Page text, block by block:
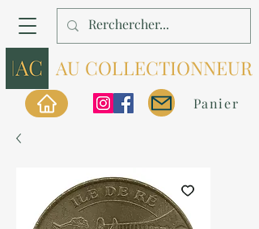
AU COLLECTIONNEUR
Panier